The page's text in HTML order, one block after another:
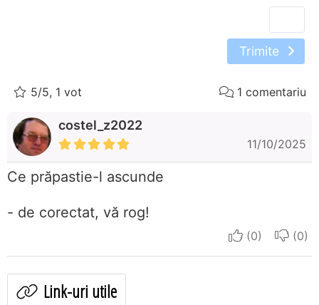
Trimite
5/5, 1 vot 1 comentariu
costel_z2022
11/10/2025
Ce prăpastie-l ascunde
- de corectat, vă rog!
I apreciate
I
Link-uri utile